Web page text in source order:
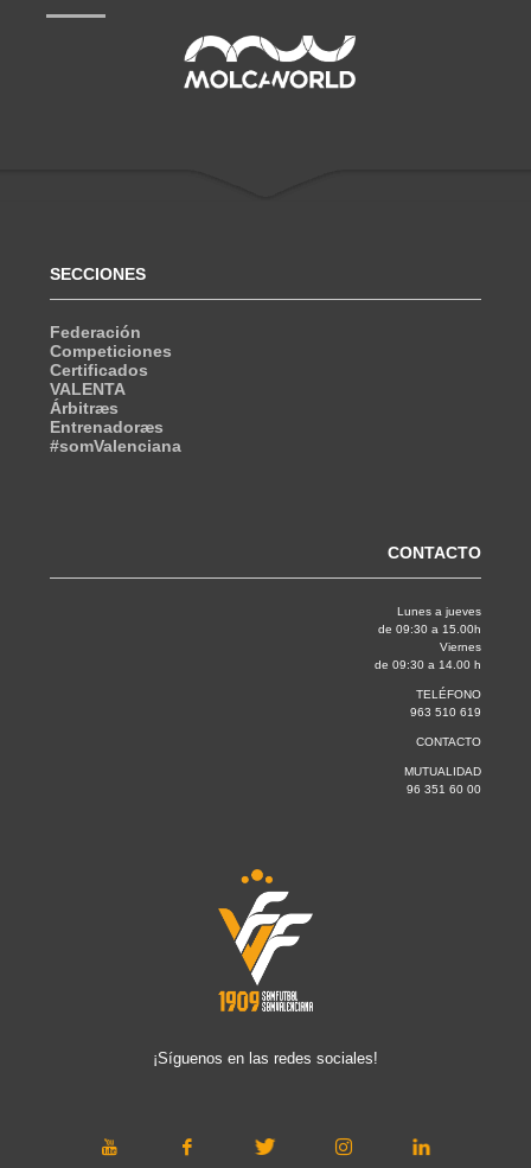
SECCIONES
Federación
Competiciones
Certificados
VALENTA
Árbitræs
Entrenadoræs
#somValenciana
CONTACTO
Lunes a jueves
de 09:30 a 15.00h
Viernes
de 09:30 a 14.00 h
TELÉFONO
963 510 619
CONTACTO
MUTUALIDAD
96 351 60 00
¡Síguenos en las redes sociales!